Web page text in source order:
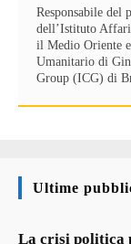
Responsabile del
dell’Istituto Affari
il Medio Oriente
Umanitario di
Group (ICG) di
Ultime
La crisi politica